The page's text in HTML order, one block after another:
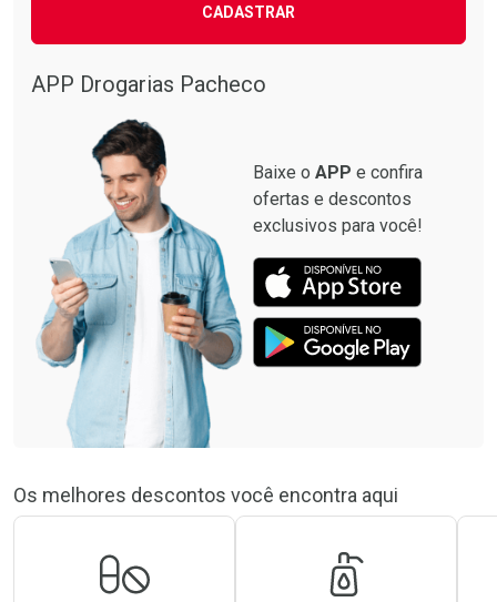
CADASTRAR
APP Drogarias Pacheco
Baixe o APP e confira
ofertas e descontos
exclusivos para você!
Os melhores descontos você encontra aqui